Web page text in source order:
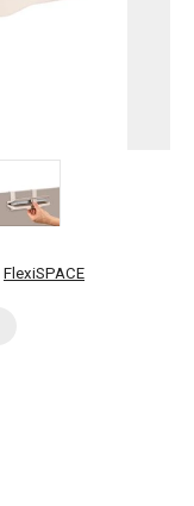
FlexiSPACE